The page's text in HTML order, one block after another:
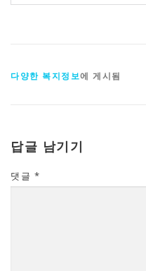
다양한 복지정보에 게시됨
답글 남기기
댓글 *